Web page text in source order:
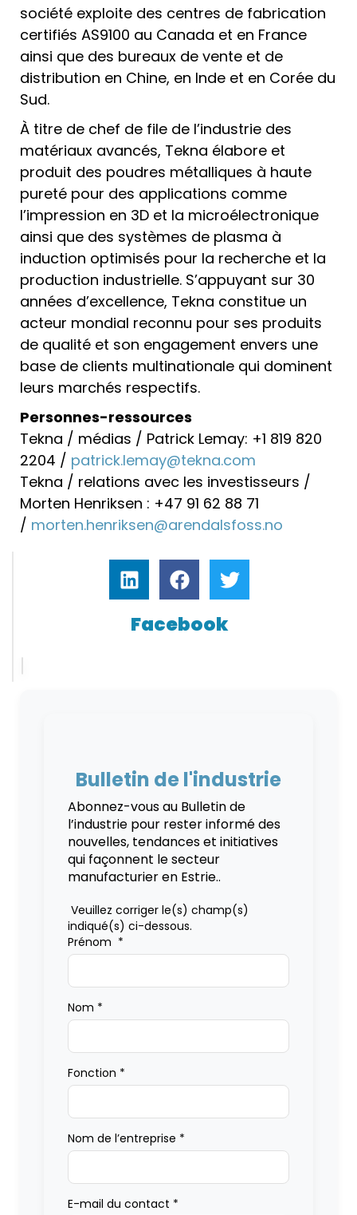
société exploite des centres de fabrication
certifiés AS9100 au Canada et en France
ainsi que des bureaux de vente et de
distribution en Chine, en Inde et en Corée du
Sud.
À titre de chef de file de l’industrie des
matériaux avancés, Tekna élabore et
produit des poudres métalliques à haute
pureté pour des applications comme
l’impression en 3D et la microélectronique
ainsi que des systèmes de plasma à
induction optimisés pour la recherche et la
production industrielle. S’appuyant sur 30
années d’excellence, Tekna constitue un
acteur mondial reconnu pour ses produits
de qualité et son engagement envers une
base de clients multinationale qui dominent
leurs marchés respectifs.
Personnes-ressources
Tekna / médias / Patrick Lemay: +1 819 820
2204 / patrick.lemay@tekna.com
Tekna / relations avec les investisseurs /
Morten Henriksen : +47 91 62 88 71
/ morten.henriksen@arendalsfoss.no
Facebook
Bulletin de l'industrie
Abonnez-vous au Bulletin de
l’industrie pour rester informé des
nouvelles, tendances et initiatives
qui façonnent le secteur
manufacturier en Estrie..
Veuillez corriger le(s) champ(s)
indiqué(s) ci-dessous.
Prénom *
Nom *
Fonction *
Nom de l’entreprise *
E-mail du contact *